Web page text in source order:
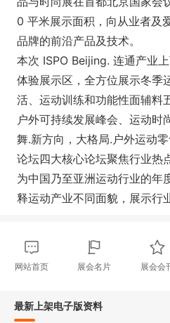
0 平米展示面积，向从业者及
品牌的前沿产品及技术。
本次 ISPO Beijing. 连通产业
体验展示区，全方位展示冬季
活、运动训练和功能性面辅料
户外可持续发展峰会、运动时
舞.新方向，大格局.户外运动
论坛四大核心论坛聚焦行业热
为中国乃至亚洲运动行业的年
释运动产业不同面貌，展示行
网站首页 展会名片 展会会
最新上架电子版资料